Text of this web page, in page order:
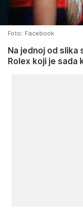
Foto: Facebook
Na jednoj od slika
Rolex koji je sada